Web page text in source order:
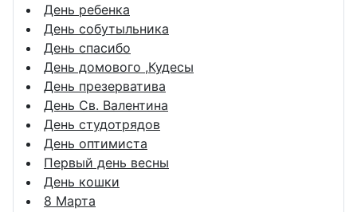
День ребенка
День собутыльника
День спасибо
День домового ,Кудесы
День презерватива
День Св. Валентина
День студотрядов
День оптимиста
Первый день весны
День кошки
8 Марта